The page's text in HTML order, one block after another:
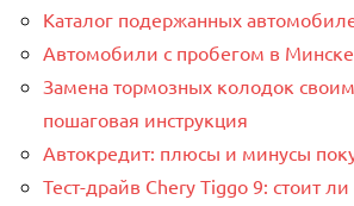
Каталог подержанных
Автомобили с пробегом в Минске
Замена тормозных колодок
пошаговая инструкция
Автокредит: плюсы и минусы
Тест-драйв Chery Tiggo 9: стоит